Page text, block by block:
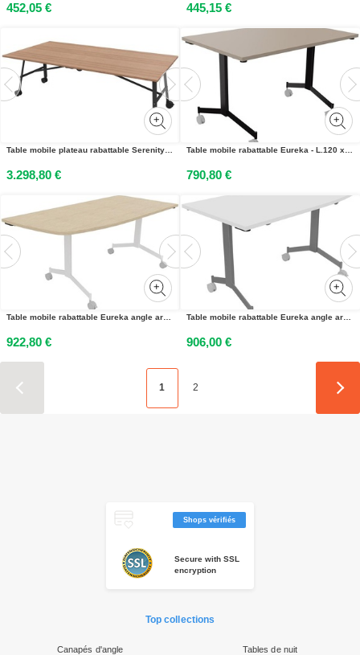
452,05 € 445,15 €
Table mobile plateau rabattable Serenity 240 x 120 cm Noyer – Pied Noir
3.298,80 €
Table mobile rabattable Eureka - L.120 x P.80 cm - Plateau Argile - Pieds Noir
790,80 €
Table mobile rabattable Eureka angle arrondi à gauche - L.170 x P.80 cm - Plateau Chêne - Pieds Blanc
922,80 €
Table mobile rabattable Eureka angle arrondi à droite - L.150 x P.70 cm - Plateau Blanc - Pieds Aluminium
906,00 €
1 2
Shops vérifiés
Secure with SSL
encryption
Top collections
Canapés d'angle Tables de nuit